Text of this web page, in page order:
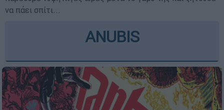
να πάει σπίτι...
ANUBIS